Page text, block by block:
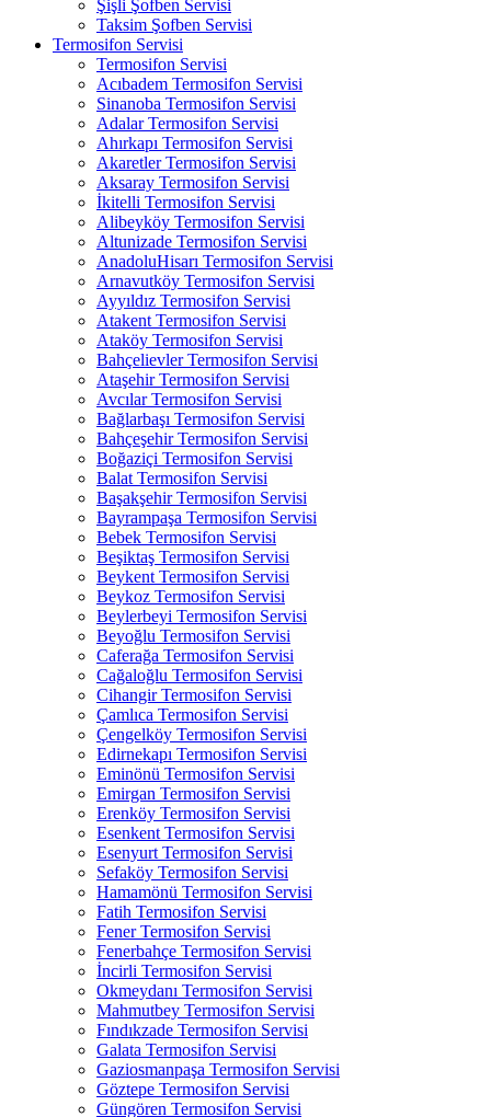
Şişli Şofben Servisi
Taksim Şofben Servisi
Termosifon Servisi
Termosifon Servisi
Acıbadem Termosifon Servisi
Sinanoba Termosifon Servisi
Adalar Termosifon Servisi
Ahırkapı Termosifon Servisi
Akaretler Termosifon Servisi
Aksaray Termosifon Servisi
İkitelli Termosifon Servisi
Alibeyköy Termosifon Servisi
Altunizade Termosifon Servisi
AnadoluHisarı Termosifon Servisi
Arnavutköy Termosifon Servisi
Ayyıldız Termosifon Servisi
Atakent Termosifon Servisi
Ataköy Termosifon Servisi
Bahçelievler Termosifon Servisi
Ataşehir Termosifon Servisi
Avcılar Termosifon Servisi
Bağlarbaşı Termosifon Servisi
Bahçeşehir Termosifon Servisi
Boğaziçi Termosifon Servisi
Balat Termosifon Servisi
Başakşehir Termosifon Servisi
Bayrampaşa Termosifon Servisi
Bebek Termosifon Servisi
Beşiktaş Termosifon Servisi
Beykent Termosifon Servisi
Beykoz Termosifon Servisi
Beylerbeyi Termosifon Servisi
Beyoğlu Termosifon Servisi
Caferağa Termosifon Servisi
Cağaloğlu Termosifon Servisi
Cihangir Termosifon Servisi
Çamlıca Termosifon Servisi
Çengelköy Termosifon Servisi
Edirnekapı Termosifon Servisi
Eminönü Termosifon Servisi
Emirgan Termosifon Servisi
Erenköy Termosifon Servisi
Esenkent Termosifon Servisi
Esenyurt Termosifon Servisi
Sefaköy Termosifon Servisi
Hamamönü Termosifon Servisi
Fatih Termosifon Servisi
Fener Termosifon Servisi
Fenerbahçe Termosifon Servisi
İncirli Termosifon Servisi
Okmeydanı Termosifon Servisi
Mahmutbey Termosifon Servisi
Fındıkzade Termosifon Servisi
Galata Termosifon Servisi
Gaziosmanpaşa Termosifon Servisi
Göztepe Termosifon Servisi
Güngören Termosifon Servisi